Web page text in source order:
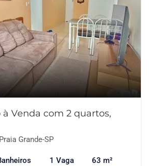
Venda com 2 quartos,
Grande-SP
1 Vaga 63 m²